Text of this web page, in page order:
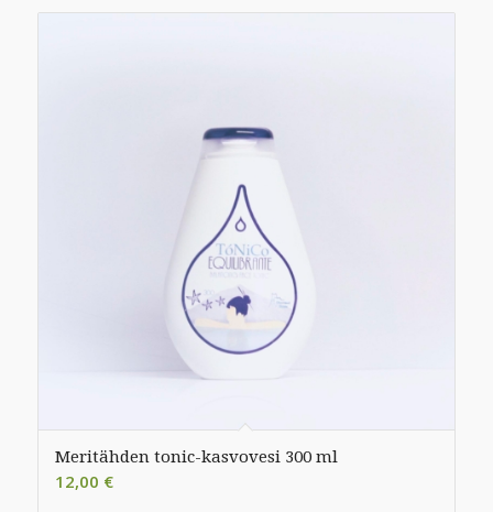
Meritähden tonic-kasvovesi 300 ml
12,00 €